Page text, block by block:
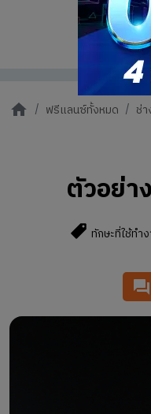
ฟรีแลนซ์ทั้งหมด ช่
ตัวอย่า
ทักษะที่ใช้ทำ